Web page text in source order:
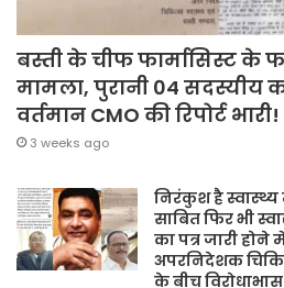
बस्ती के चीफ फार्मासिस्ट के
मामला, पुरानी 04 सदस्यीय
वर्तमान CMO की रिपोर्ट भारी!
3 weeks ago
निरंकुश है
साबित फिर भी
का पत्र जारी
अपरनिदेशक
के बीच विरोधाभास